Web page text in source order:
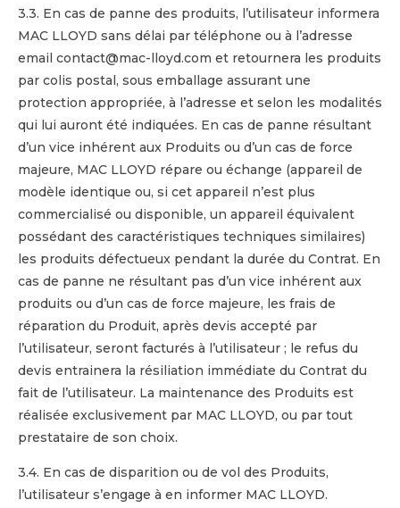
3.3. En cas de panne des produits, l’utilisateur informera
MAC LLOYD sans délai par téléphone ou à l’adresse
email contact@mac-lloyd.com et retournera les produits
par colis postal, sous emballage assurant une
protection appropriée, à l’adresse et selon les modalités
qui lui auront été indiquées. En cas de panne résultant
d’un vice inhérent aux Produits ou d’un cas de force
majeure, MAC LLOYD répare ou échange (appareil de
modèle identique ou, si cet appareil n’est plus
commercialisé ou disponible, un appareil équivalent
possédant des caractéristiques techniques similaires)
les produits défectueux pendant la durée du Contrat. En
cas de panne ne résultant pas d’un vice inhérent aux
produits ou d’un cas de force majeure, les frais de
réparation du Produit, après devis accepté par
l’utilisateur, seront facturés à l’utilisateur ; le refus du
devis entrainera la résiliation immédiate du Contrat du
fait de l’utilisateur. La maintenance des Produits est
réalisée exclusivement par MAC LLOYD, ou par tout
prestataire de son choix.
3.4. En cas de disparition ou de vol des Produits,
l’utilisateur s’engage à en informer MAC LLOYD.